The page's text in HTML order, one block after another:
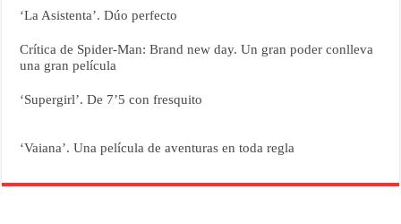
‘La Asistenta’. Dúo perfecto
Crítica de Spider-Man: Brand new day. Un gran poder conlleva
una gran película
‘Supergirl’. De 7’5 con fresquito
‘Vaiana’. Una película de aventuras en toda regla